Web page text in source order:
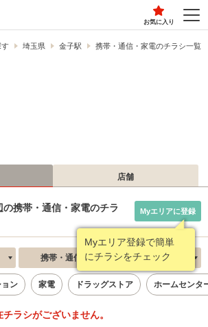
お気に入り
す 埼玉県 金子駅 携帯・通信・家電のチラシ一覧
店舗
携帯・通信・家電のチラ
Myエリア登録で簡単
にチラシをチェック
Myエリアに登録
携帯・通信・家電 新着順
ン 家電 ドラッグストア ホームセンタ
ラシがございません。